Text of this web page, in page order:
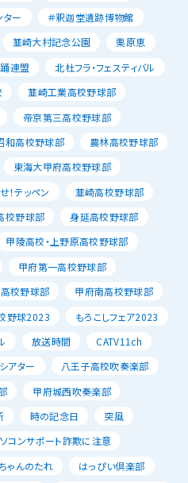
ター
＃釈迦堂遺跡博物館
韮崎大村記念公園
栗原恵
連盟
北杜フラ・フェスティバル
韮崎工業高校野球部
帝京第三高校野球部
和高校野球部
農林高校野球部
東海大甲府高校野球部
！テッペン
韮崎高校野球部
校野球部
身延高校野球部
甲陵高校・上野原高校野球部
甲府第一高校野球部
校野球部
甲府南高校野球部
野球2023
もろこしフェア2023
放送時間
CATV11ch
アター
八王子高校吹奏楽部
甲府城西吹奏楽部
時の記念日
突風
コンサポート詐欺に注意
ゃんのたれ
はっぴい倶楽部